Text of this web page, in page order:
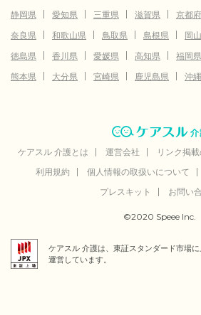
静岡県
愛知県 三重県 滋賀県 京都府
奈良県
和歌山県 鳥取県 島根県 岡
徳島県
香川県 愛媛県 高知県 福岡県
熊本県
大分県 宮崎県 鹿児島県 沖
ケアスル 介護とは 運営会社 リンク掲
利用規約
個人情報の取扱いについて
プレスキット
お問い
©2020 Speee Inc.
ケアスル 介護は、東証スタンダード市場
運営しています。